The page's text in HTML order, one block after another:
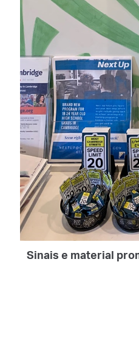
Sinais e material